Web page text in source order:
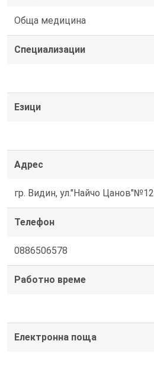
Обща медицина
Специализации
Езици
Адрес
гр. Видин, ул."Найчо Цанов"№12
Телефон
0886506578
Работно време
Електронна поща